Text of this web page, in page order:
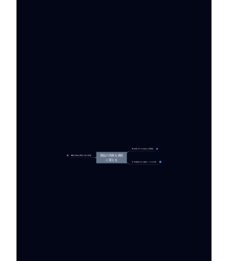
🔄 失敗に対する視点の再構築
📊 効果的な事後分析の実施
🎯 市場適合性と顧客ニーズの分析
製品の失敗を成長
に変える